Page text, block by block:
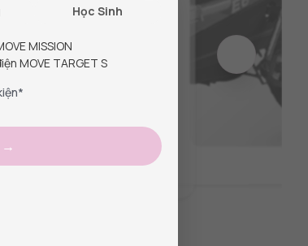
Học Sinh
MISSION
MOVE TARGET S
→